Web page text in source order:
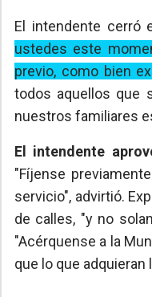
El intendente cerró
ustedes este
previo, como bien
todos aquellos que
nuestros familiares
El intendente
"Fíjense
servicio", advirtió.
de calles, "y no
"Acérquense a la
que lo que adquieran